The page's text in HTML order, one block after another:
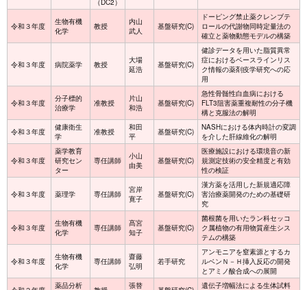
（DC2）
令和３年度
生物有機
化学
教授
内山
武人
基盤研究(C)
ドーピング禁止薬クレンブテ
ロールの代謝物同時定量法の
確立と薬物動態モデルの構築
令和３年度 病院薬学 教授
大場
延浩
基盤研究(C)
健診データを用いた脂質異常
症におけるベースラインリス
ク情報の薬剤疫学研究への応
用
令和３年度
分子標的
治療学
准教授
片山
和浩
基盤研究(C)
急性骨髄性白血病における
FLT3阻害薬重複耐性の分子機
構と克服法の解明
令和３年度
健康衛生
学
准教授
和田
平
基盤研究(C)
NASHにおける体内時計の変調
を介した肝線維化の解明
令和３年度
薬学教育
研究セン
ター
専任講師
小山
由美
基盤研究(C)
医療施設における環境音の新
規測定技術の安全精度と有効
性の検証
令和３年度 薬理学 専任講師
宮岸
寛子
基盤研究(C)
漢方薬を活用した新規適応障
害治療薬開発のための基礎研
究
令和３年度
生物有機
化学
専任講師
髙宮
知子
基盤研究(C)
菌根菌を用いたラン科セッコ
ク属植物の有用物質産生シス
テムの構築
令和３年度
生物有機
化学
専任講師
齋藤
弘明
若手研究
アンモニアを窒素源とするカ
ルベンＮ－Ｈ挿入反応の開発
とアミノ酸合成への展開
薬品分析
張替
遺伝子増幅法による生体試料